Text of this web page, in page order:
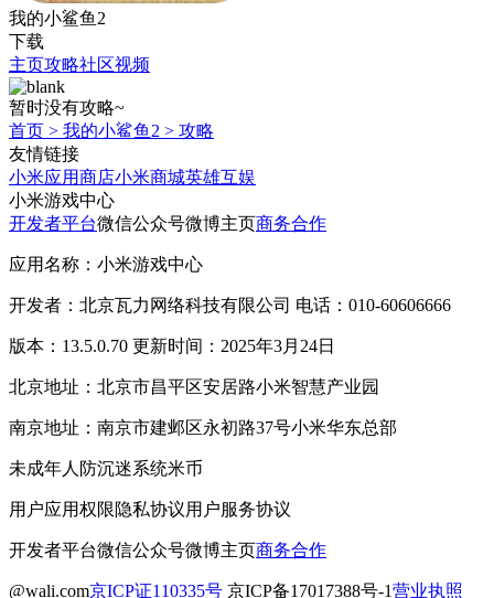
我的小鲨鱼2
下载
主页攻略社区视频
暂时没有攻略~
首页 > 我的小鲨鱼2 > 攻略
友情链接
小米应用商店小米商城英雄互娱
小米游戏中心
开发者平台微信公众号微博主页商务合作
应用名称：小米游戏中心
开发者：北京瓦力网络科技有限公司 电话：010-60606666
版本：13.5.0.70 更新时间：2025年3月24日
北京地址：北京市昌平区安居路小米智慧产业园
南京地址：南京市建邺区永初路37号小米华东总部
未成年人防沉迷系统米币
用户应用权限隐私协议用户服务协议
开发者平台微信公众号微博主页商务合作
@wali.com京ICP证110335号 京ICP备17017388号-1营业执照